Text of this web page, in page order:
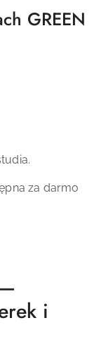
GREEN
za darmo
i